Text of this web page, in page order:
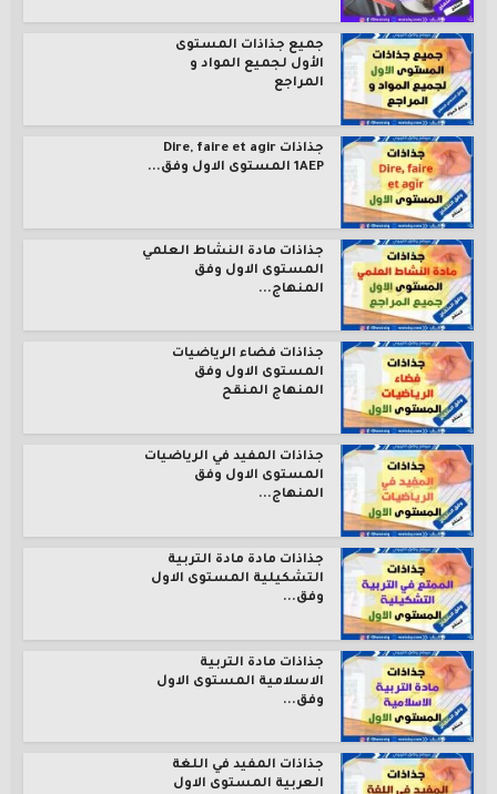
جميع جذاذات المستوى
الأول لجميع المواد و
المراجع
جذاذات Dire, faire et agir
1AEP المستوى الاول وفق...
جذاذات مادة النشاط العلمي
المستوى الاول وفق
المنهاج...
جذاذات فضاء الرياضيات
المستوى الاول وفق
المنهاج المنقح
جذاذات المفيد في الرياضيات
المستوى الاول وفق
المنهاج...
جذاذات مادة مادة التربية
التشكيلية المستوى الاول
وفق...
جذاذات مادة التربية
الاسلامية المستوى الاول
وفق...
جذاذات المفيد في اللغة
العربية المستوى الاول